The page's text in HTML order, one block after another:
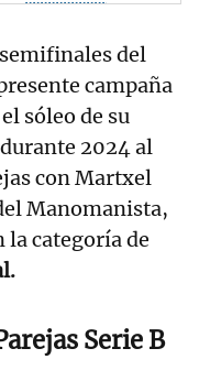
del
campaña
sóleo de su
2024 al
con Martxel
Manomanista,
la categoría de
Serie B